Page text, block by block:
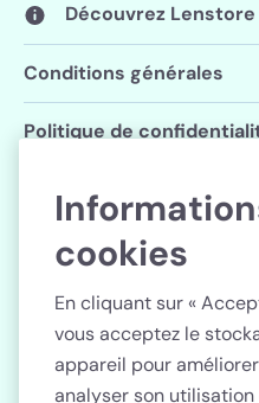
Découvrez Lenstore
Conditions générales
Politique de
Paramètres des cookies
Suivez Lenstore
cookies
En cliquant sur «
vous acceptez le
appareil pour
analyser son